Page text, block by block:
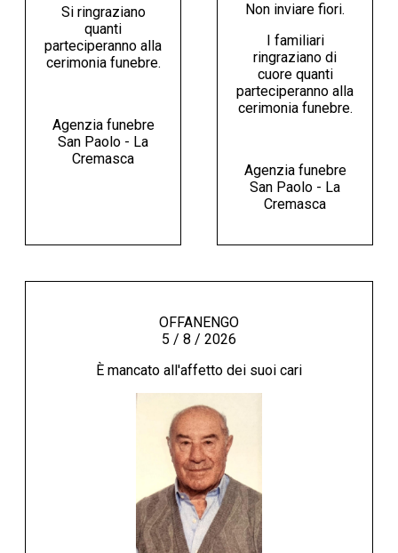
Si ringraziano
quanti
parteciperanno alla
cerimonia funebre.
Agenzia funebre
San Paolo - La
Cremasca
Non inviare fiori.
I familiari
ringraziano di
cuore quanti
parteciperanno alla
cerimonia funebre.
Agenzia funebre
San Paolo - La
Cremasca
OFFANENGO
5 / 8 / 2026
È mancato all'affetto dei suoi cari